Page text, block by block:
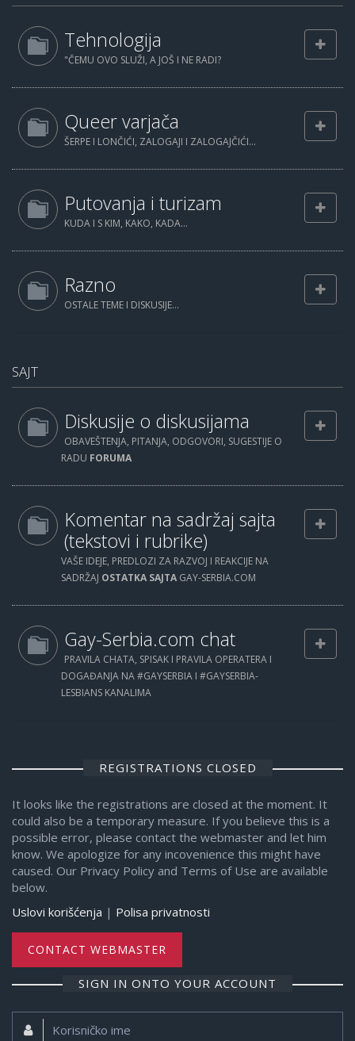
Tehnologija
"ČEMU OVO SLUŽI, A JOŠ I NE RADI?
Queer varjača
ŠERPE I LONČIĆI, ZALOGAJI I ZALOGAJČIĆI...
Putovanja i turizam
KUDA I S KIM, KAKO, KADA...
Razno
OSTALE TEME I DISKUSIJE...
SAJT
Diskusije o diskusijama
OBAVEŠTENJA, PITANJA, ODGOVORI, SUGESTIJE O
RADU FORUMA
Komentar na sadržaj sajta
(tekstovi i rubrike)
VAŠE IDEJE, PREDLOZI ZA RAZVOJ I REAKCIJE NA
SADRŽAJ OSTATKA SAJTA GAY-SERBIA.COM
Gay-Serbia.com chat
PRAVILA CHATA, SPISAK I PRAVILA OPERATERA I
DOGAĐANJA NA #GAYSERBIA I #GAYSERBIA-
LESBIANS KANALIMA
REGISTRATIONS CLOSED
It looks like the registrations are closed at the moment. It
could also be a temporary measure. If you believe this is a
possible error, please contact the webmaster and let him
know. We apologize for any incovenience this might have
caused. Our Privacy Policy and Terms of Use are available
below.
Uslovi korišćenja | Polisa privatnosti
CONTACT WEBMASTER
SIGN IN ONTO YOUR ACCOUNT
Korisničko